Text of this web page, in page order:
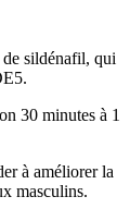
sildénafil, qui
30 minutes à 1
à améliorer la
masculins.